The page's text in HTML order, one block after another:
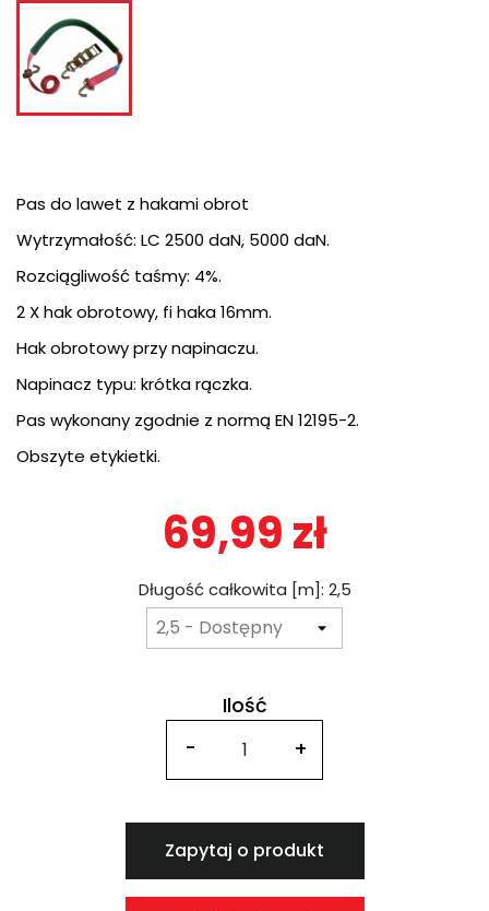
Pas do lawet z hakami obrot
Wytrzymałość: LC 2500 daN, 5000 daN.
Rozciągliwość taśmy: 4%.
2 X hak obrotowy, fi haka 16mm.
Hak obrotowy przy napinaczu.
Napinacz typu: krótka rączka.
Pas wykonany zgodnie z normą EN 12195-2.
Obszyte etykietki.
69,99 zł
Długość całkowita [m]: 2,5
Ilość
Zapytaj o produkt